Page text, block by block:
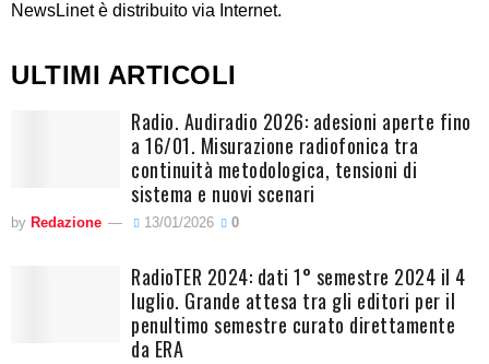
NewsLinet è distribuito via Internet.
ULTIMI ARTICOLI
Radio. Audiradio 2026: adesioni aperte fino
a 16/01. Misurazione radiofonica tra
continuità metodologica, tensioni di
sistema e nuovi scenari
by Redazione 13/01/2026 0
RadioTER 2024: dati 1° semestre 2024 il 4
luglio. Grande attesa tra gli editori per il
penultimo semestre curato direttamente
da ERA